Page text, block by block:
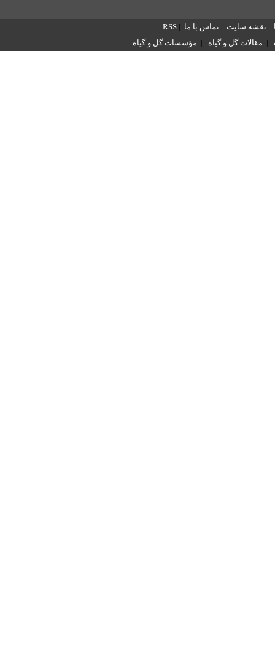
| نقشه سایت | تماس با ما |
RSS
| مقالات گل و گیاه | مؤسسات گل و گیاه